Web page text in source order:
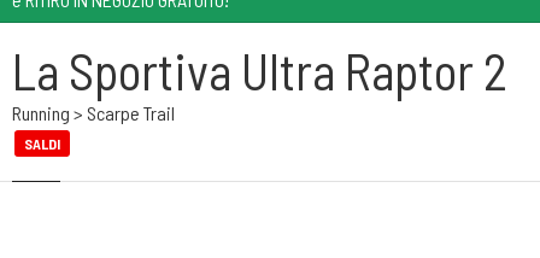
La Sportiva Ultra Raptor 2
Running > Scarpe Trail
SALDI